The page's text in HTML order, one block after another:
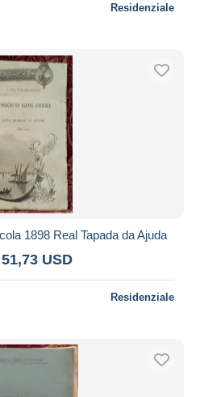
Residenziale
1898 Real Tapada da Ajuda
USD
Residenziale